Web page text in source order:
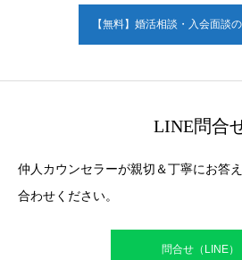
【無料】婚活相談・入会面談
LINE問合
仲人カウンセラーが親切＆丁寧にお答
合わせください。
問合せ（LINE）